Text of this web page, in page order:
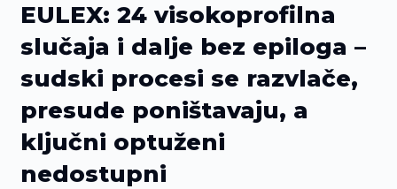
EULEX: 24 visokoprofilna
slučaja i dalje bez epiloga –
sudski procesi se razvlače,
presude poništavaju, a
ključni optuženi
nedostupni